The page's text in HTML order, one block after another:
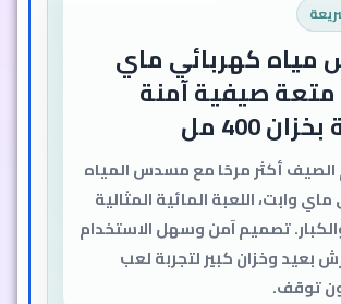
كهربائي ماي
متعة صيفية آمنة
400 مل
الصيف أكثر مرحًا مع مسدس المياه
ماي وابت، اللعبة المائية المثالية
تصميم آمن وسهل الاستخدام
بعيد وخزان كبير لتجربة لعب
توقف.